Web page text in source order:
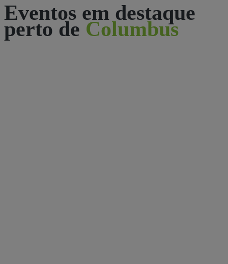
Eventos em destaque
perto de Columbus